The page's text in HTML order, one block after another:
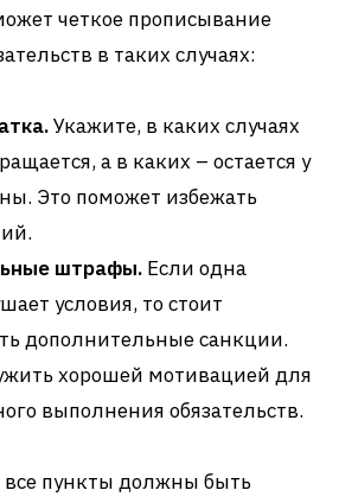
четкое прописывание
в таких случаях:
Укажите, в каких случаях
а в каких – остается у
Это поможет избежать
штрафы. Если одна
условия, то стоит
дополнительные санкции.
хорошей мотивацией для
выполнения обязательств.
все пункты должны быть